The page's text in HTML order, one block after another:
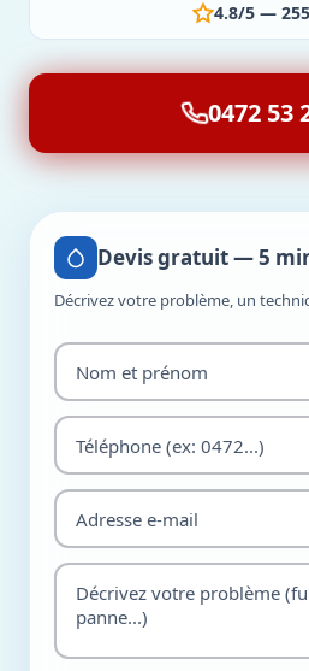
4.8/5 —
0472 53
Devis gratuit — 5
Décrivez votre problème, un